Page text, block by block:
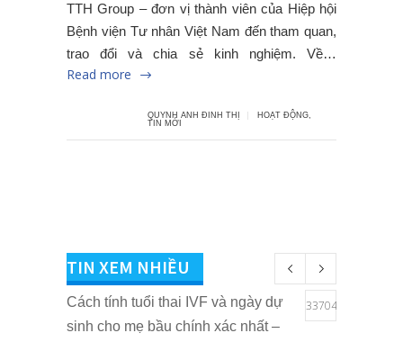
TTH Group – đơn vị thành viên của Hiệp hội
Bệnh viện Tư nhân Việt Nam đến tham quan,
trao đổi và chia sẻ kinh nghiệm. Về…
Read more
QUYNH ANH ĐINH THỊ HOẠT ĐỘNG,
TIN MỚI
TIN XEM NHIỀU
Cách tính tuổi thai IVF và ngày dự
sinh cho mẹ bầu chính xác nhất –
33704